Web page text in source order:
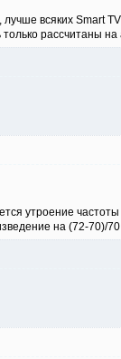
всяких Smart
рассчитаны
утроение частоты
на (72-70)/